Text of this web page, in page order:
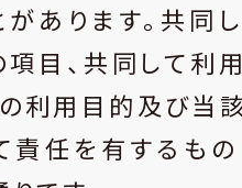
あります。共同
目、共同して利
利用目的及び当
責任を有するも